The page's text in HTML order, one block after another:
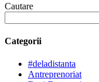
Cautare
Categorii
#deladistanta
Antreprenoriat